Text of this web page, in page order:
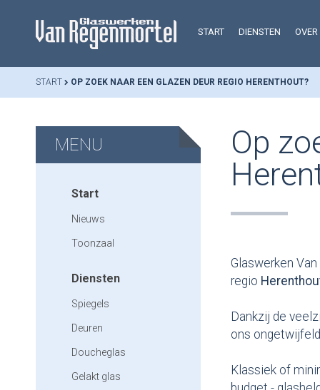
START DIENSTEN
START OP ZOEK NAAR EEN GLAZEN DEUR REGIO HERENTHOUT?
MENU
Start
Nieuws
Toonzaal
Diensten
Spiegels
Deuren
Doucheglas
Gelakt glas
Op
Glaswerken
regio
Dankzij de
ons
Klassiek of